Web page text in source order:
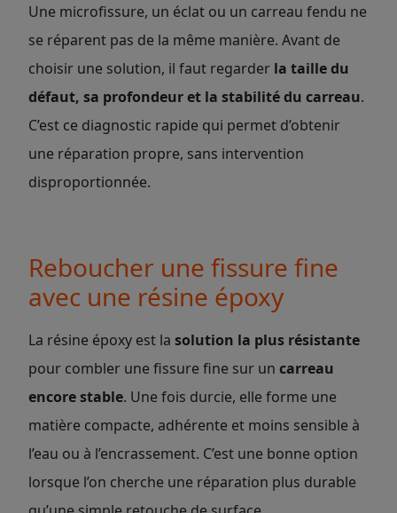
Une microfissure, un éclat ou un carreau fendu ne
se réparent pas de la même manière. Avant de
choisir une solution, il faut regarder la taille du
défaut, sa profondeur et la stabilité du carreau.
C’est ce diagnostic rapide qui permet d’obtenir
une réparation propre, sans intervention
disproportionnée.
Reboucher une fissure fine
avec une résine époxy
La résine époxy est la solution la plus résistante
pour combler une fissure fine sur un carreau
encore stable. Une fois durcie, elle forme une
matière compacte, adhérente et moins sensible à
l’eau ou à l’encrassement. C’est une bonne option
lorsque l’on cherche une réparation plus durable